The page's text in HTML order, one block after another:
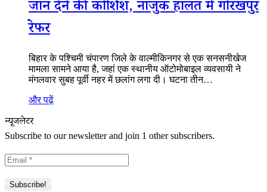
जान देने की कोशिश, नाजुक हालत में गोरखपुर
रेफर
बिहार के पश्चिमी चंपारण जिले के वाल्मीकिनगर से एक सनसनीखेज
मामला सामने आया है, जहां एक स्थानीय ऑटोमोबाइल व्यवसायी ने
मंगलवार सुबह पूर्वी नहर में छलांग लगा दी। घटना तीन…
और पढ़ें
न्यूजलेटर
Subscribe to our newsletter and join 1 other subscribers.